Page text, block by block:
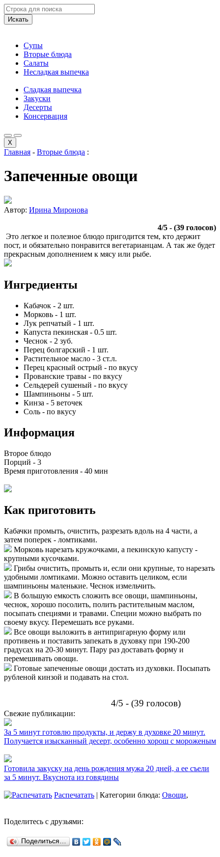
Искать
Супы
Вторые блюда
Салаты
Несладкая выпечка
Сладкая выпечка
Закуски
Десерты
Консервация
X
Главная - Вторые блюда :
Запеченные овощи
Автор: Ирина Миронова
4/5 - (39 голосов)
Это легкое и полезное блюдо пригодится тем, кто держит
пост, и обязательно понравится вегетарианцам. А так же будет
прекрасным дополнением к мясу или рыбе.
Ингредиенты
Кабачок - 2 шт.
Морковь - 1 шт.
Лук репчатый - 1 шт.
Капуста пекинская - 0.5 шт.
Чеснок - 2 зуб.
Перец болгарский - 1 шт.
Растительное масло - 3 ст.л.
Перец красный острый - по вкусу
Прованские травы - по вкусу
Сельдерей сушеный - по вкусу
Шампиньоны - 5 шт.
Кинза - 5 веточек
Соль - по вкусу
Информация
Второе блюдо
Порций - 3
Время приготовления - 40 мин
Как приготовить
Кабачки промыть, очистить, разрезать вдоль на 4 части, а
затем поперек - ломтиками.
Морковь нарезать кружочками, а пекинскую капусту -
крупными кусочками.
Грибы очистить, промыть и, если они крупные, то нарезать
удобными ломтиками. Можно оставить целиком, если
шампиньоны маленькие. Чеснок измельчить.
В большую емкость сложить все овощи, шампиньоны,
чеснок, хорошо посолить, полить растительным маслом,
посыпать специями и травами. Специи можно выбрать по
своему вкусу. Перемешать все руками.
Все овощи выложить в антипригарную форму или
противень и поставить запекать в духовку при 190-200
градусах на 20-30 минут. Пару раз доставать форму и
перемешивать овощи.
Готовые запеченные овощи достать из духовки. Посыпать
рубленой кинзой и подавать на стол.
4/5 - (39 голосов)
Свежие публикации:
За 5 минут готовлю продукты, и держу в духовке 20 минут.
Получается изысканный десерт, особенно хорош с мороженым
Готовила закуску на день рождения мужа 20 дней, а ее съели
за 5 минут. Вкуснота из говядины
Распечатать | Категории блюда: Овощи,
Поделитесь с друзьями:
Поделиться…